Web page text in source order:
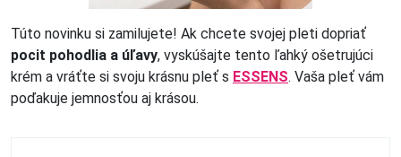
Túto novinku si zamilujete! Ak chcete svojej pleti dopriať
pocit pohodlia a úľavy, vyskúšajte tento ľahký ošetrujúci
krém a vráťte si svoju krásnu pleť s ESSENS. Vaša pleť vám
poďakuje jemnosťou aj krásou.